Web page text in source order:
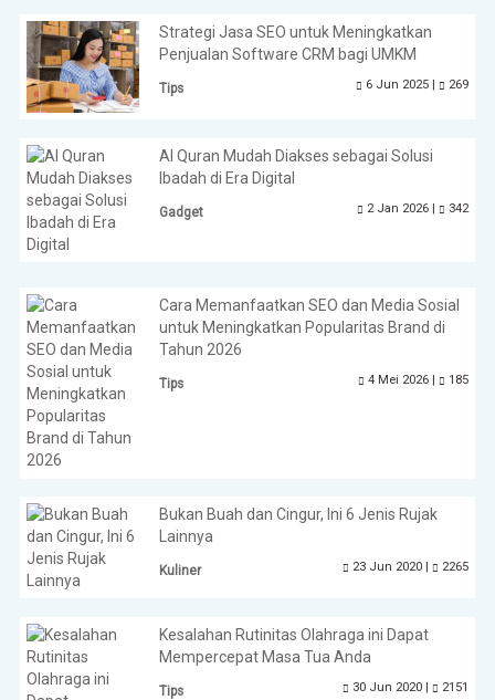
Strategi Jasa SEO untuk Meningkatkan
Penjualan Software CRM bagi UMKM
Tips 6 Jun 2025 | 269
Al Quran Mudah Diakses sebagai Solusi
Ibadah di Era Digital
Gadget 2 Jan 2026 | 342
Cara Memanfaatkan SEO dan Media Sosial
untuk Meningkatkan Popularitas Brand di
Tahun 2026
Tips 4 Mei 2026 | 185
Bukan Buah dan Cingur, Ini 6 Jenis Rujak
Lainnya
Kuliner 23 Jun 2020 | 2265
Kesalahan Rutinitas Olahraga ini Dapat
Mempercepat Masa Tua Anda
Tips 30 Jun 2020 | 2151